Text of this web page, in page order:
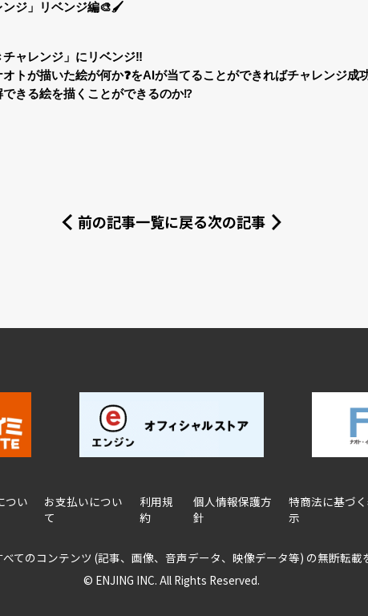
ンジ 」 リベンジ編🎨🖌️
ャレンジ」にリベンジ‼️
トが描いた絵が何か❓をAIが当てることができればチャレンジ成
きる絵を描くことができるのか⁉️
前の記事一覧に戻る次の記事
つい
お支払いについ
て
利用規
約
個人情報保護方
針
特商法に基づ
示
てのコンテンツ (記事、画像、音声データ、映像データ等) の無断転載
© ENJING INC. All Rights Reserved.